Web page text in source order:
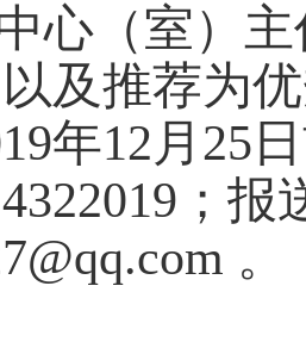
心（室）
及推荐为
年12 月 25
4322019 ；报
。